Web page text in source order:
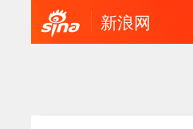
新浪网